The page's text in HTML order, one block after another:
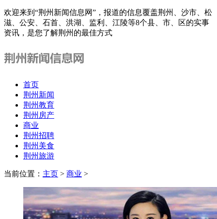
欢迎来到“荆州新闻信息网”，报道的信息覆盖荆州、沙市、松
滋、公安、石首、洪湖、监利、江陵等8个县、市、区的实事
资讯，是您了解荆州的最佳方式
首页
荆州新闻
荆州教育
荆州房产
商业
荆州招聘
荆州美食
荆州旅游
当前位置： 主页 > 商业 >